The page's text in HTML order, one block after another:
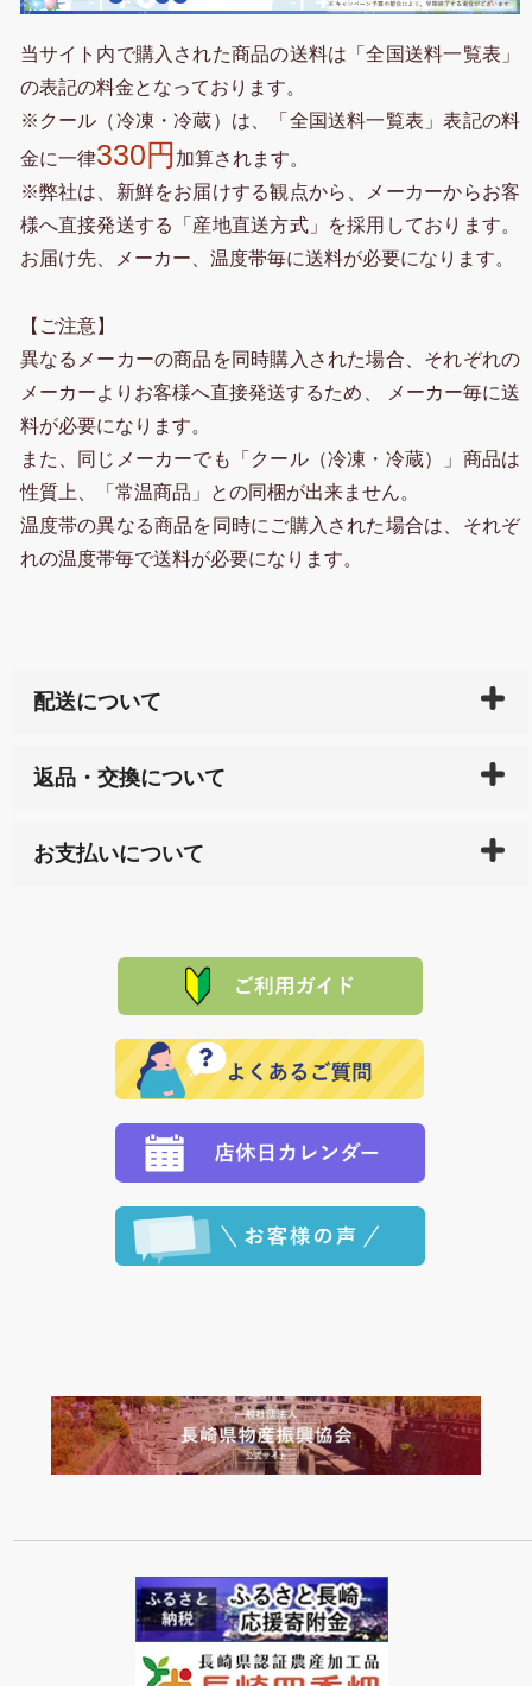
当サイト内で購入された商品の送料は「全国送料一覧表」
の表記の料金となっております。
※クール（冷凍・冷蔵）は、「全国送料一覧表」表記の料
金に一律330円 加算されます。
※弊社は、新鮮をお届けする観点から、メーカーからお客
様へ直接発送する「産地直送方式」を採用しております。
お届け先、メーカー、温度帯毎に送料が必要になります。
【ご注意】
異なるメーカーの商品を同時購入された場合、それぞれの
メーカーよりお客様へ直接発送するため、 メーカー毎に送
料が必要になります。
また、同じメーカーでも「クール（冷凍・冷蔵）」商品は
性質上、「常温商品」との同梱が出来ません。
温度帯の異なる商品を同時にご購入された場合は、それぞ
れの温度帯毎で送料が必要になります。
配送について
天ペイ」の方はご注文受付後）、 長崎県下全域に点在
サイト内で購入された商品の送料は、こちらの
全国送
れの生産メーカーからお客様の元へ直送いたしますの
で、 それぞれ個別に送料が必要になります。
返品・交換について
または配送途中の 事故などで不都合が生じている場合
品代金を返金いたします。）
その際は誠に申し訳ありませんが、当協会までご注文
願いいたします。
お支払いについて
た場合、お客様からの ご入金を確認した後で、商品を
※「クレジットカード」「PayPay」「楽天ペイ」を指
定された場合は、準備出来次第の便にてお送りいたし
ます。 （到着日指定をされている場合は、ご指定の日
程に合わせてお届けいたします。）